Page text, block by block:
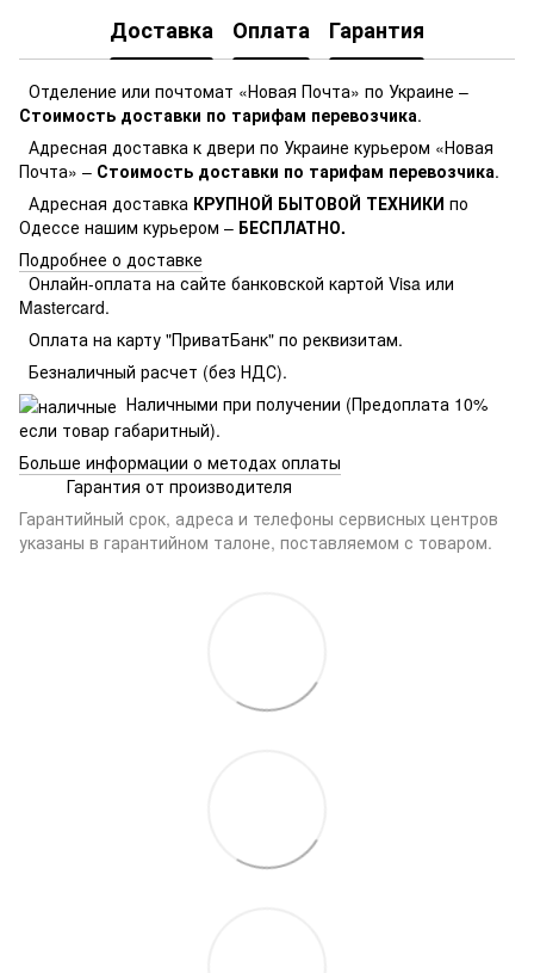
Доставка Оплата Гарантия
Отделение или почтомат «Новая Почта» по Украине –
Стоимость доставки по тарифам перевозчика.
Адресная доставка к двери по Украине курьером «Новая
Почта» – Стоимость доставки по тарифам перевозчика.
Адресная доставка КРУПНОЙ БЫТОВОЙ ТЕХНИКИ по
Одессе нашим курьером – БЕСПЛАТНО.
Подробнее о доставке
Онлайн-оплата на сайте банковской картой Visa или
Mastercard.
Оплата на карту "ПриватБанк" по реквизитам.
Безналичный расчет (без НДС).
Наличными при получении (Предоплата 10%
если товар габаритный).
Больше информации о методах оплаты
Гарантия от производителя
Гарантийный срок, адреса и телефоны сервисных центров
указаны в гарантийном талоне, поставляемом с товаром.